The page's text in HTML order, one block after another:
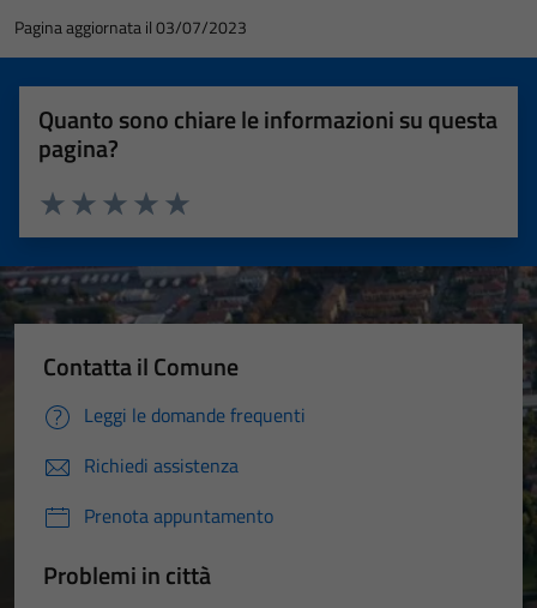
Pagina aggiornata il 03/07/2023
Quanto sono chiare le informazioni su questa
pagina?
Valuta 5 stelle su 5
Valuta 4 stelle su 5
Valuta 3 stelle su 5
Valuta 2 stelle su 5
Valuta 1 stelle su 5
Contatta il Comune
Leggi le domande frequenti
Richiedi assistenza
Prenota appuntamento
Problemi in città